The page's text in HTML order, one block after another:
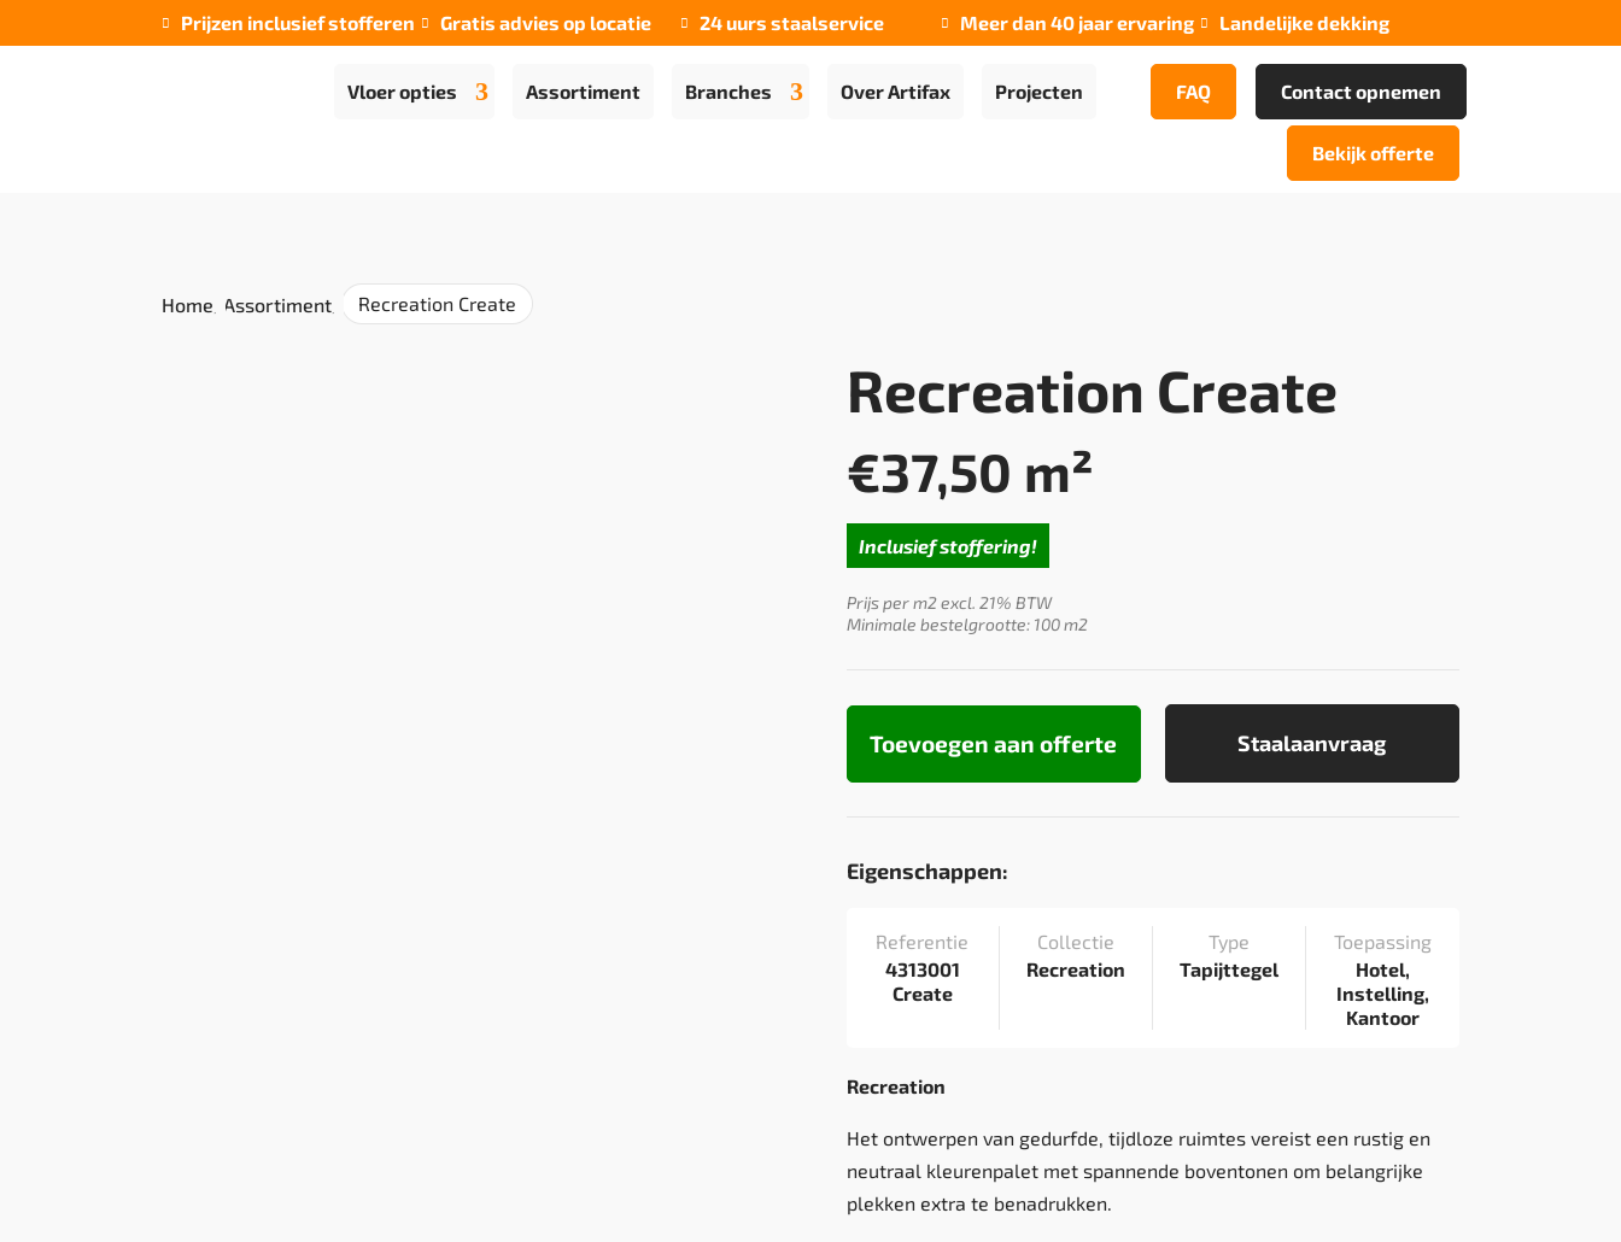
 Prijzen inclusief stofferen  Gratis advies op locatie  24 uurs staalservice  Meer dan 40 jaar ervaring  Landelijke dekking
Vloer opties Assortiment Branches Over Artifax Projecten FAQ Contact opnemen
Bekijk offerte
Home Assortiment Recreation Create
Recreation Create
€37,50 m²
Inclusief stoffering!
Prijs per m2 excl. 21% BTW
Minimale bestelgrootte: 100 m2
Staalaanvraag
Toevoegen aan offerte
Eigenschappen:
Referentie
4313001
Create
Collectie
Recreation
Type
Tapijttegel
Toepassing
Hotel,
Instelling,
Kantoor
Recreation
Het ontwerpen van gedurfde, tijdloze ruimtes vereist een rustig en
neutraal kleurenpalet met spannende boventonen om belangrijke
plekken extra te benadrukken.